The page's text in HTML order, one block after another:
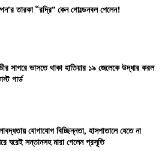
তারকা “রদ্রি” কেন গোল্ডেনবল পেলেন!
সাগরে ভাসতে থাকা হাতিয়ার ১৯ জেলেকে উদ্ধার করল
গার্ড
যোগাযোগ বিচ্ছিন্নতা, হাসপাতালে যেতে না
ঘরেই সন্তানসহ মারা গেলেন প্রসূতি